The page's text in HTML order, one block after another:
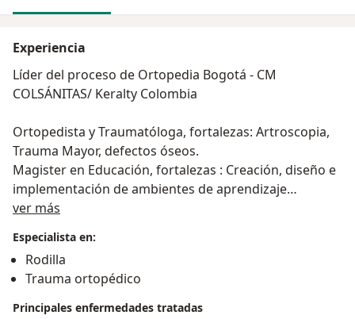
Experiencia
Líder del proceso de Ortopedia Bogotá - CM
COLSÁNITAS/ Keralty Colombia
Ortopedista y Traumatóloga, fortalezas: Artroscopia,
Trauma Mayor, defectos óseos.
Magister en Educación, fortalezas : Creación, diseño e
implementación de ambientes de aprendizaje
mediados por Tecnologías de Información; Evaluación
ver más
Especialista en:
Rodilla
Trauma ortopédico
Principales enfermedades tratadas